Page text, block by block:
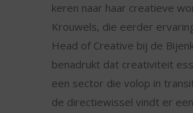
keren naar haar creatieve
Krouwels, die eerder
Head of Creative bij de
benadrukt dat creativiteit
een sector die volop in
de directiewissel vindt er een